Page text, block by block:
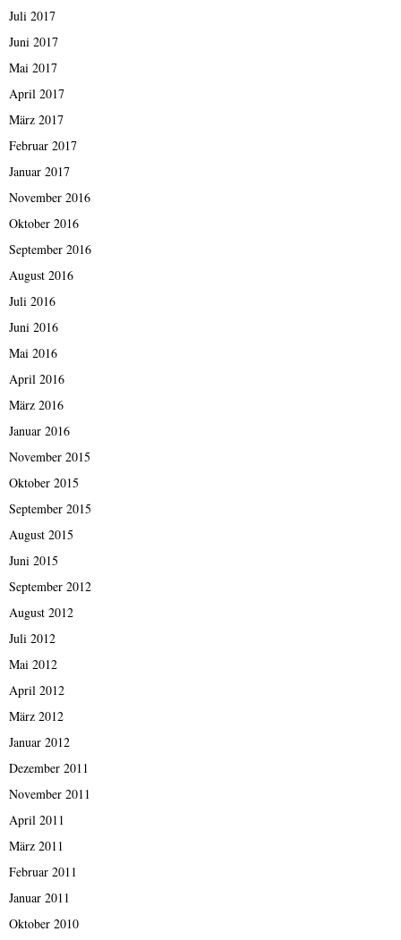
Juli 2017
Juni 2017
Mai 2017
April 2017
März 2017
Februar 2017
Januar 2017
November 2016
Oktober 2016
September 2016
August 2016
Juli 2016
Juni 2016
Mai 2016
April 2016
März 2016
Januar 2016
November 2015
Oktober 2015
September 2015
August 2015
Juni 2015
September 2012
August 2012
Juli 2012
Mai 2012
April 2012
März 2012
Januar 2012
Dezember 2011
November 2011
April 2011
März 2011
Februar 2011
Januar 2011
Oktober 2010